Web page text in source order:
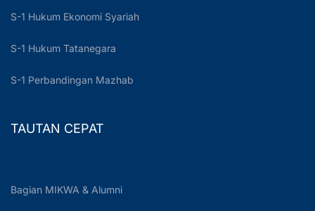
S-1 Hukum Ekonomi Syariah
S-1 Hukum Tatanegara
S-1 Perbandingan Mazhab
TAUTAN CEPAT
Bagian MIKWA & Alumni